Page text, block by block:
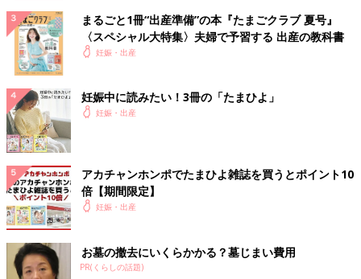
まるごと1冊“出産準備”の本『たまごクラブ 夏号』
〈スペシャル大特集〉夫婦で予習する 出産の教科書
妊娠・出産
妊娠中に読みたい！3冊の「たまひよ」
妊娠・出産
アカチャンホンポでたまひよ雑誌を買うとポイント10
倍【期間限定】
妊娠・出産
お墓の撤去にいくらかかる？墓じまい費用
PR(くらしの話題)